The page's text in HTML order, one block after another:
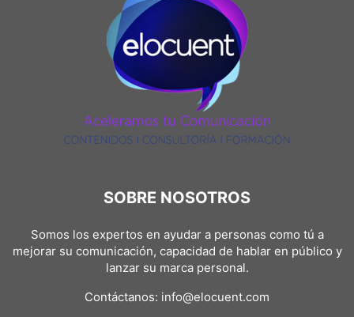
SOBRE NOSOTROS
Somos los expertos en ayudar a personas como tú a
mejorar su comunicación, capacidad de hablar en público y
lanzar su marca personal.
Contáctanos: info@elocuent.com